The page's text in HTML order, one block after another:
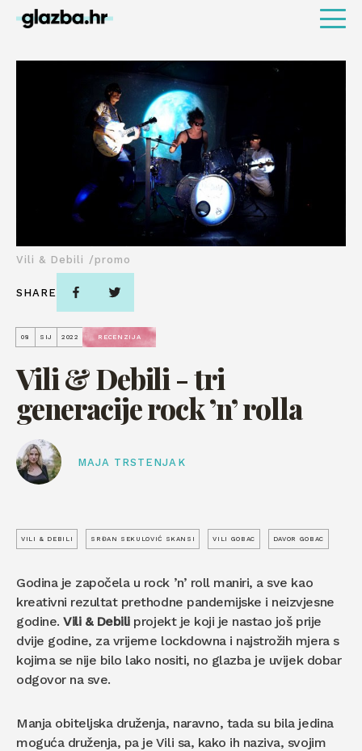
08 SIJ 2022 RECENZIJA
Vili & Debili - tri
generacije rock ’n’ rolla
MAJA TRSTENJAK
Vili & Debili /promo
SHARE
VILI & DEBILI SRĐAN SEKULOVIĆ SKANSI VILI GOBAC DAVOR GOBAC
Godina je započela u rock ’n’ roll maniri, a sve kao
kreativni rezultat prethodne pandemijske i neizvjesne
godine.Vili & Debiliprojekt je koji je nastao još prije
dvije godine, za vrijeme lockdowna i najstrožih mjera s
kojima se nije bilo lako nositi, no glazba je uvijek dobar
odgovor na sve.
Manja obiteljska druženja, naravno, tada su bila jedina
moguća druženja, pa je Vili sa, kako ih naziva, svojim